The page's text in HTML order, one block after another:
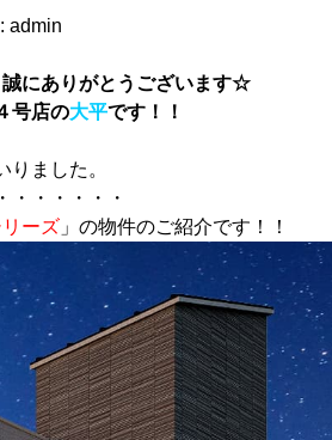
admin
にありがとうございます☆
号店の大平です！！
りました。
・・・・・・
ーズ 」の物件のご紹介です！！